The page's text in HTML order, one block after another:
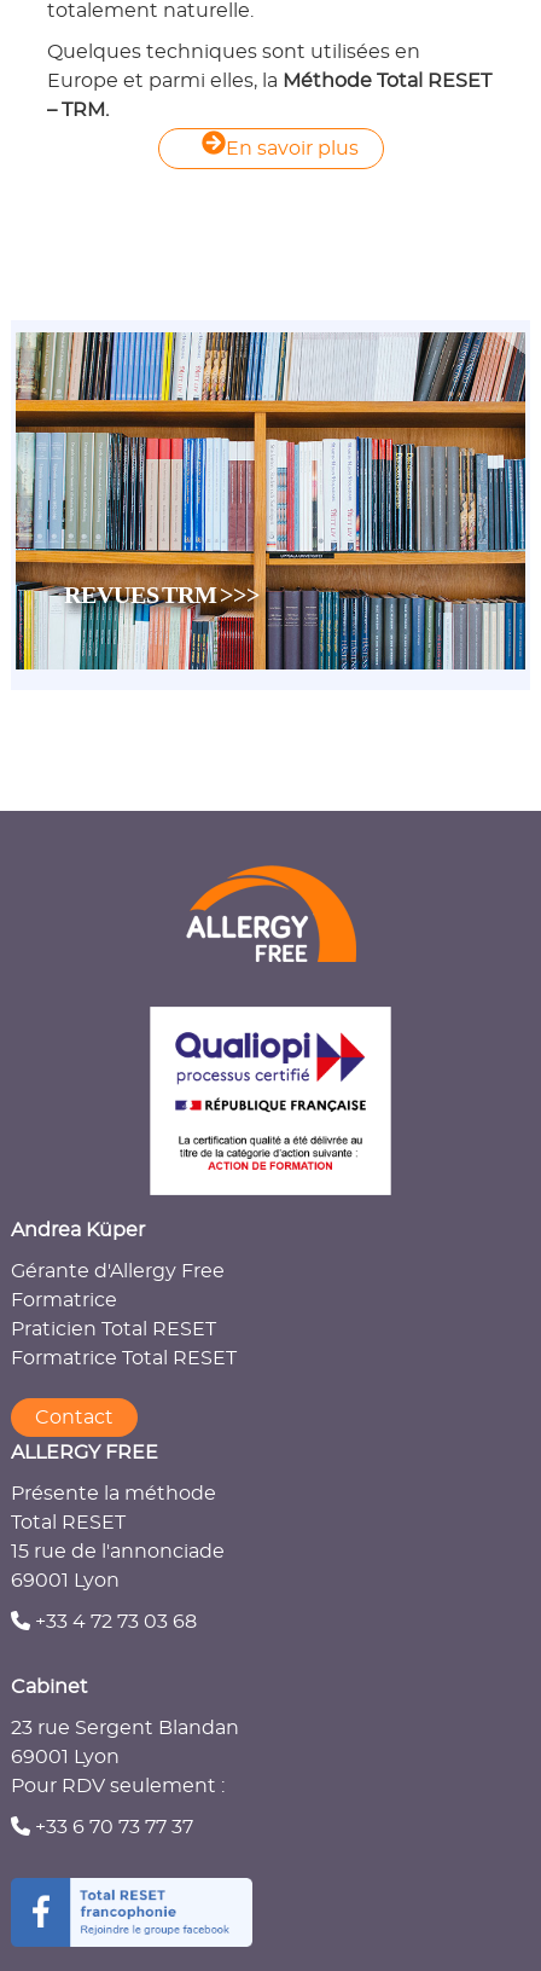
totalement naturelle.
Quelques techniques sont utilisées en
Europe et parmi elles, la Méthode Total RESET
– TRM.
En savoir plus
REVUES TRM >>>
Andrea Küper
Gérante d'Allergy Free
Formatrice
Praticien Total RESET
Formatrice Total RESET
Contact
ALLERGY FREE
Présente la méthode
Total RESET
15 rue de l'annonciade
69001 Lyon
+33 4 72 73 03 68
Cabinet
23 rue Sergent Blandan
69001 Lyon
Pour RDV seulement :
+33 6 70 73 77 37